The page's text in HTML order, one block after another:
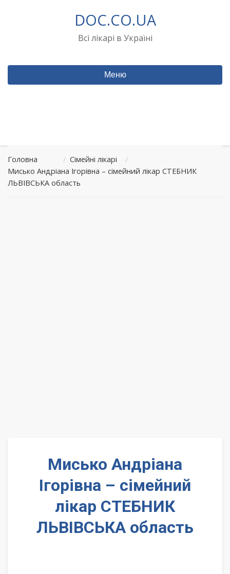
DOC.CO.UA
Всі лікарі в Україні
Меню
Головна / Сімейні лікарі
/
Мисько Андріана Ігорівна – сімейний лікар СТЕБНИК
ЛЬВІВСЬКА область
Мисько Андріана
Ігорівна – сімейний
лікар СТЕБНИК
ЛЬВІВСЬКА область